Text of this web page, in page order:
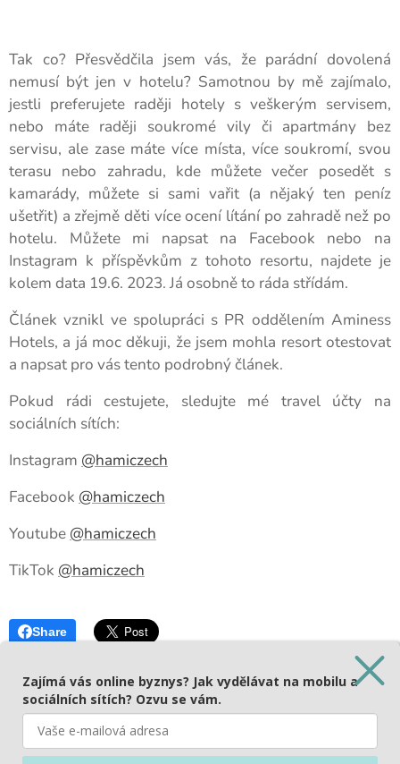
Tak co? Přesvědčila jsem vás, že parádní dovolená
nemusí být jen v hotelu? Samotnou by mě zajímalo,
jestli preferujete raději hotely s veškerým servisem,
nebo máte raději soukromé vily či apartmány bez
servisu, ale zase máte více místa, více soukromí, svou
terasu nebo zahradu, kde můžete večer posedět s
kamarády, můžete si sami vařit (a nějaký ten peníz
ušetřit) a zřejmě děti více ocení lítání po zahradě než po
hotelu. Můžete mi napsat na Facebook nebo na
Instagram k příspěvkům z tohoto resortu, najdete je
kolem data 19.6. 2023. Já osobně to ráda střídám.
Článek vznikl ve spolupráci s PR oddělením Aminess
Hotels, a já moc děkuji, že jsem mohla resort otestovat
a napsat pro vás tento podrobný článek.
Pokud rádi cestujete, sledujte mé travel účty na
sociálních sítích:
Instagram @hamiczech
Facebook @hamiczech
Youtube @hamiczech
TikTok @hamiczech
Share
© 2026HAMICZECH- travel influencer, travel blogger, recenzent
Používáme cookies, abychom zajistili správné fungování a
Zajímá vás online byznys? Jak vydělávat na mobilu a
sociálních sítích? Ozvu se vám.